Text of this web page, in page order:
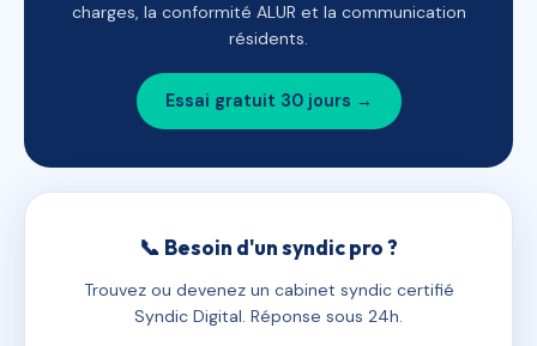
charges, la conformité ALUR et la communication
résidents.
Essai gratuit 30 jours →
📞 Besoin d'un syndic pro ?
Trouvez ou devenez un cabinet syndic certifié
Syndic Digital. Réponse sous 24h.